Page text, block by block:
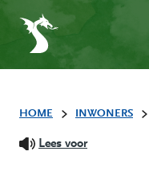
HOME INWONERS
Lees voor